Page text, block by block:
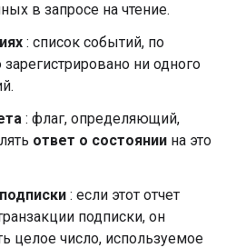
в запросе на чтение.
: список событий, по
ни одного
: флаг, определяющий,
ответ о состоянии на это
: если этот отчет
подписки, он
целое число, используемое